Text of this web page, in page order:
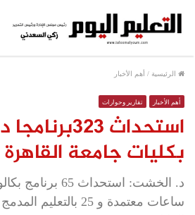
الرئيسية / أهم الأخبار
أهم الأخبار تقارير وحوارات
استحداث
بكليات جامعة القاهرة
د. الخشت: استحداث